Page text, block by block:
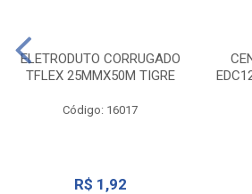
ELETRODUTO CORRUGADO
TFLEX 25MMX50M TIGRE
Código: 16017
R$ 1,92